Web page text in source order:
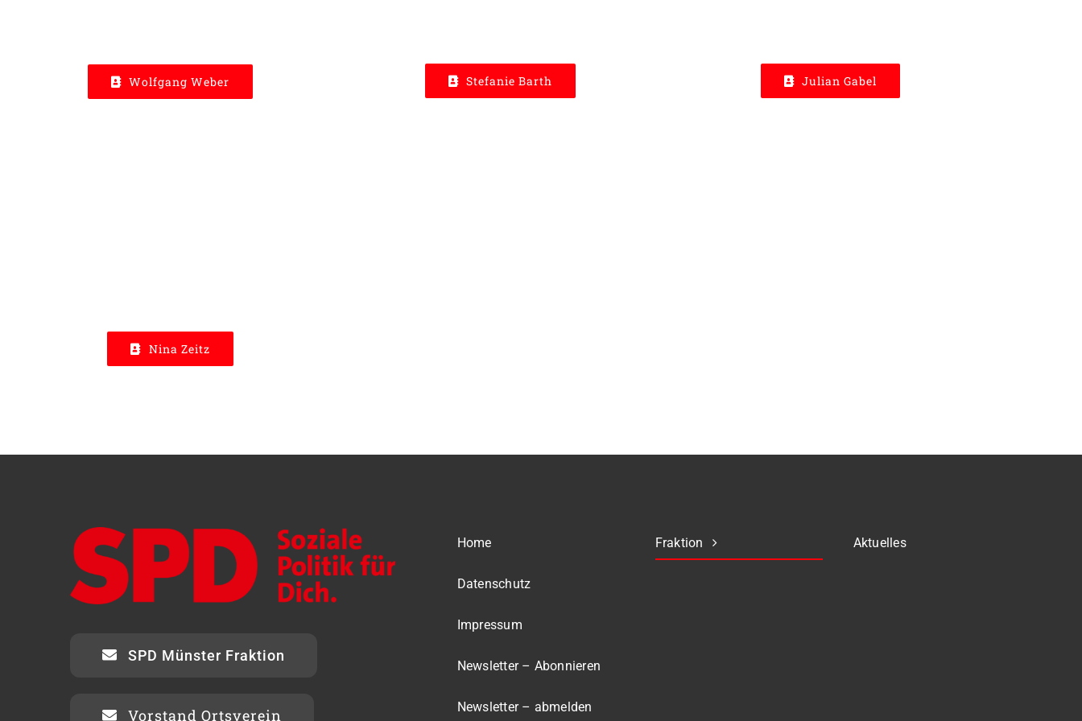
Wolfgang Weber Stefanie Barth Julian Gabel
Nina Zeitz
SPD Münster Fraktion
Vorstand Ortsverein
Home
Datenschutz
Impressum
Newsletter – Abonnieren
Newsletter – abmelden
Fraktion Aktuelles